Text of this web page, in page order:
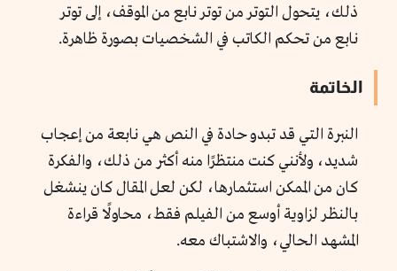
ذلك، يتحول التوتر من توتر نابع من الموقف، إلى توتر
نابع من تحكم الكاتب في الشخصيات بصورة ظاهرة.
الخاتمة
النبرة التي قد تبدو حادة في النص هي نابعة من إعجاب
شديد، ولأنني كنت منتظرًا منه أكثر من ذلك، والفكرة
كان من الممكن استثمارها، لكن لعل المقال كان ينشغل
بالنظر لزاوية أوسع من الفيلم فقط، محاولًا قراءة
المشهد الحالي، والاشتباك معه.